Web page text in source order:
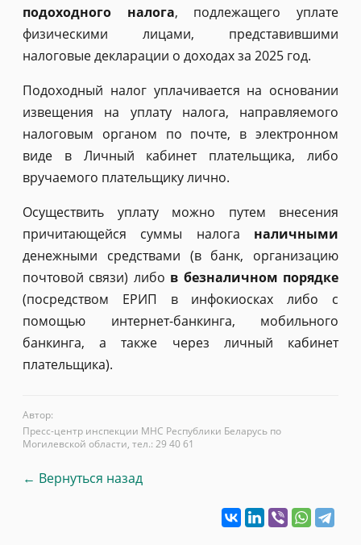
подоходного налога, подлежащего уплате
физическими лицами, представившими
налоговые декларации о доходах за 2025 год.
Подоходный налог уплачивается на основании
извещения на уплату налога, направляемого
налоговым органом по почте, в электронном
виде в Личный кабинет плательщика, либо
вручаемого плательщику лично.
Осуществить уплату можно путем внесения
причитающейся суммы налога наличными
денежными средствами (в банк, организацию
почтовой связи) либо в безналичном порядке
(посредством ЕРИП в инфокиосках либо с
помощью интернет-банкинга, мобильного
банкинга, а также через личный кабинет
плательщика).
Автор:
Пресс-центр инспекции МНС Республики Беларусь по
Могилевской области, тел.: 29 40 61
← Вернуться назад